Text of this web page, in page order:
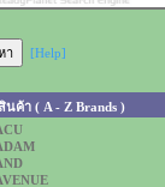
[Help]
นค้า ( A - Z Brands )